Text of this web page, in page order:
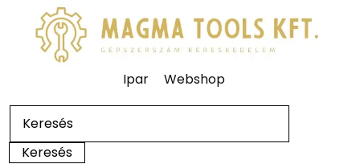
Ipar Webshop